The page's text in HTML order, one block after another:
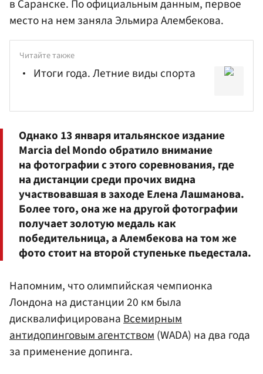
в Саранске. По официальным данным, первое
место на нем заняла Эльмира Алембекова.
Читайте также
Итоги года. Летние виды спорта
Однако 13 января итальянское издание
Marcia del Mondo обратило внимание
на фотографии с этого соревнования, где
на дистанции среди прочих видна
участвовавшая в заходе Елена Лашманова.
Более того, она же на другой фотографии
получает золотую медаль как
победительница, а Алембекова на том же
фото стоит на второй ступеньке пьедестала.
Напомним, что олимпийская чемпионка
Лондона на дистанции 20 км была
дисквалифицирована Всемирным
антидопинговым агентством (WADA) на два года
за применение допинга.